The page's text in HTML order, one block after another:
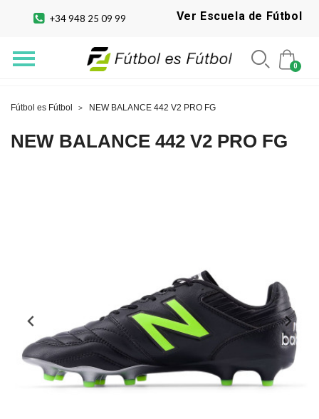
+34 948 25 09 99 Ver Escuela de Fútbol
Fútbol es Fútbol NEW BALANCE 442 V2 PRO FG
NEW BALANCE 442 V2 PRO FG